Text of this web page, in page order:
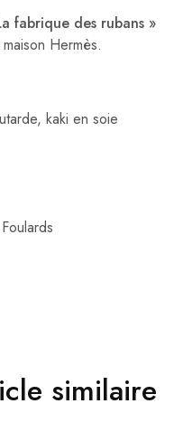
fabrique des rubans »
Hermès.
kaki en soie
Foulards
similaire